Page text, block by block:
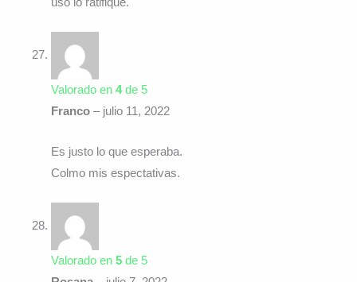
Valorado en 4de 5
Franco – julio 11, 2022
Es justo lo que esperaba.
Colmo mis espectativas.
Valorado en 5de 5